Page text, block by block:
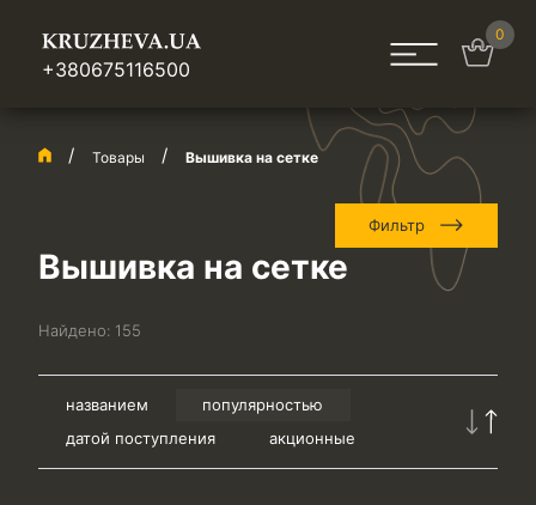
+380675116500
0
Товары Вышивка на сетке
Фильтр
Вышивка на сетке
Найдено: 155
названием
популярностью
датой поступления
акционные